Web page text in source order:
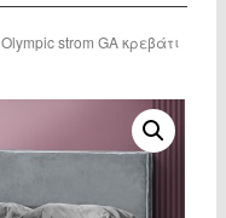
Olympic strom GA κρεβάτι